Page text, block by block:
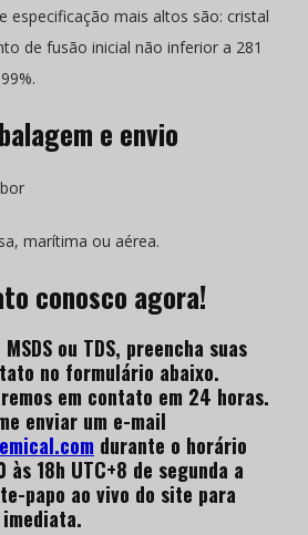
especificação mais altos são: cristal
de fusão inicial não inferior a 281
e envio
marítima ou aérea.
conosco agora!
ou TDS, preencha suas
no formulário abaixo.
em contato em 24 horas.
enviar um e-mail
durante o horário
18h UTC+8 de segunda a
papo ao vivo do site para